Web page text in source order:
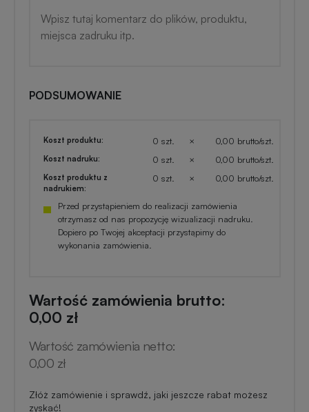
PODSUMOWANIE
Koszt produktu: 0 szt. × 0,00 brutto/szt.
Koszt nadruku: 0 szt. × 0,00 brutto/szt.
Koszt produktu z
nadrukiem:
0 szt. × 0,00 brutto/szt.
Przed przystąpieniem do realizacji zamówienia
otrzymasz od nas propozycję wizualizacji nadruku.
Dopiero po Twojej akceptacji przystąpimy do
wykonania zamówienia.
Wartość zamówienia brutto:
0,00 zł
Wartość zamówienia netto:
0,00 zł
Złóż zamówienie i sprawdź, jaki jeszcze rabat możesz
zyskać!